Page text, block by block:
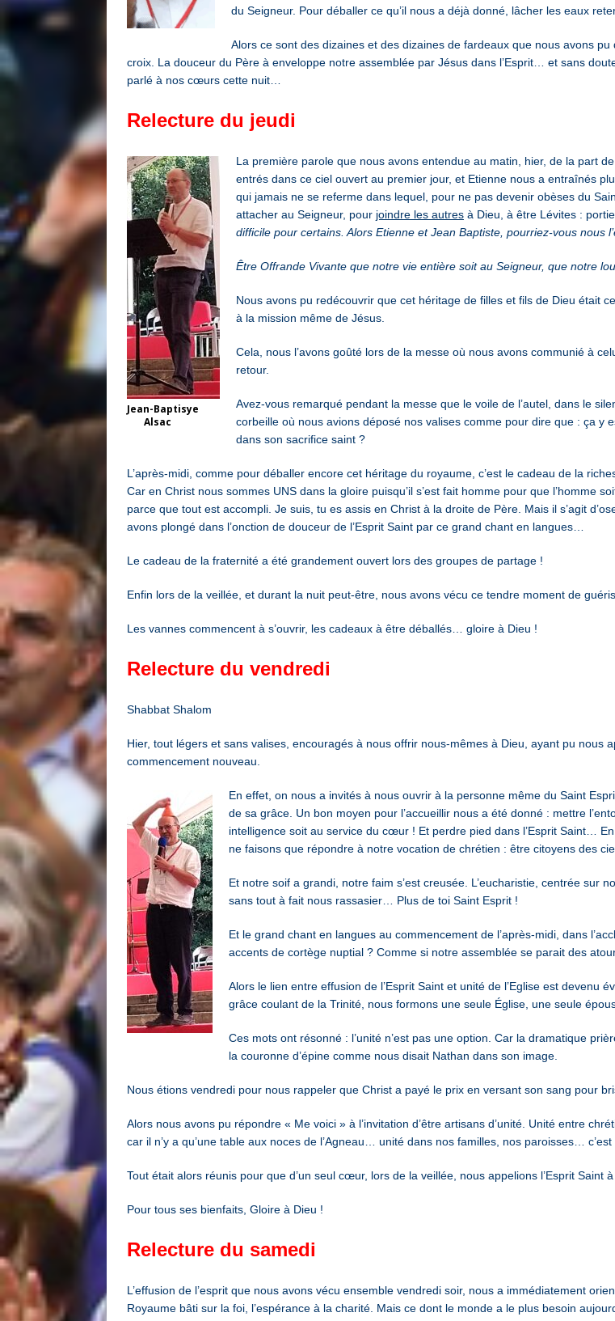
du Seigneur. Pour déballer ce qu’il nous a déjà donné, lâcher les eaux
Alors ce sont des dizaines et des dizaines de fardeaux que nous avons pu
croix. La douceur du Père à enveloppe notre assemblée par Jésus dans l’Esprit… et sans
parlé à nos cœurs cette nuit…
Relecture du jeudi
Jean-Baptisye
Alsac
La première parole que nous avons entendue au matin, hier, de la part
entrés dans ce ciel ouvert au premier jour, et Etienne nous a entraînés
qui jamais ne se referme dans lequel, pour ne pas devenir obèses du
attacher au Seigneur, pour joindre les autres à Dieu, à être Lévites :
difficile pour certains. Alors Etienne et Jean Baptiste, pourriez-vous nous
Être Offrande Vivante que notre vie entière soit au Seigneur, que notre
Nous avons pu redécouvrir que cet héritage de filles et fils de Dieu était
à la mission même de Jésus.
Cela, nous l’avons goûté lors de la messe où nous avons communié à
retour.
Avez-vous remarqué pendant la messe que le voile de l’autel, dans le
corbeille où nous avions déposé nos valises comme pour dire que : ça y
dans son sacrifice saint ?
L’après-midi, comme pour déballer encore cet héritage du royaume, c’est le cadeau de la
Car en Christ nous sommes UNS dans la gloire puisqu’il s’est fait homme pour que l’homme
parce que tout est accompli. Je suis, tu es assis en Christ à la droite de Père. Mais il s’agit
avons plongé dans l’onction de douceur de l’Esprit Saint par ce grand chant en langues…
Le cadeau de la fraternité a été grandement ouvert lors des groupes de partage !
Enfin lors de la veillée, et durant la nuit peut-être, nous avons vécu ce tendre moment de
Les vannes commencent à s’ouvrir, les cadeaux à être déballés… gloire à Dieu !
Relecture du vendredi
Shabbat Shalom
Hier, tout légers et sans valises, encouragés à nous offrir nous-mêmes à Dieu, ayant pu nous
commencement nouveau.
En effet, on nous a invités à nous ouvrir à la personne même du Saint
de sa grâce. Un bon moyen pour l’accueillir nous a été donné : mettre
intelligence soit au service du cœur ! Et perdre pied dans l’Esprit Saint…
ne faisons que répondre à notre vocation de chrétien : être citoyens des
Et notre soif a grandi, notre faim s’est creusée. L’eucharistie, centrée sur
sans tout à fait nous rassasier… Plus de toi Saint Esprit !
Et le grand chant en langues au commencement de l’après-midi, dans
accents de cortège nuptial ? Comme si notre assemblée se parait des
Alors le lien entre effusion de l’Esprit Saint et unité de l’Eglise est devenu
grâce coulant de la Trinité, nous formons une seule Église, une seule
Ces mots ont résonné : l’unité n’est pas une option. Car la dramatique
la couronne d’épine comme nous disait Nathan dans son image.
Nous étions vendredi pour nous rappeler que Christ a payé le prix en versant son sang pour
Alors nous avons pu répondre « Me voici » à l’invitation d’être artisans d’unité. Unité entre
car il n’y a qu’une table aux noces de l’Agneau… unité dans nos familles, nos paroisses… c’est
Tout était alors réunis pour que d’un seul cœur, lors de la veillée, nous appelions l’Esprit Saint
Pour tous ses bienfaits, Gloire à Dieu !
Relecture du samedi
L’effusion de l’esprit que nous avons vécu ensemble vendredi soir, nous a immédiatement
Royaume bâti sur la foi, l’espérance à la charité. Mais ce dont le monde a le plus besoin